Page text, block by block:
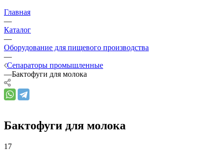
Главная
—
Каталог
—
Оборудование для пищевого производства
—
Сепараторы промышленные
—Бактофуги для молока
Бактофуги для молока
17